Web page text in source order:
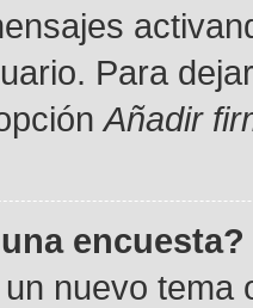
Para
Añadir
encuesta?
nuevo tema